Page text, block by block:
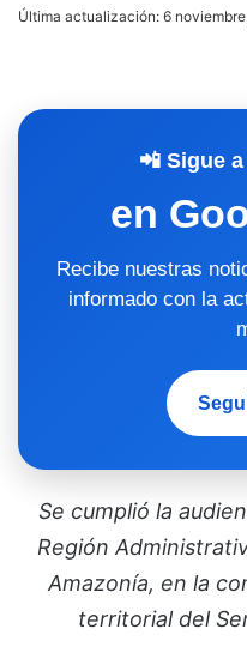
Última actualización: 6
📲 Sigue
en
Recibe nuestras
informado con la
Se cumplió la
Región
Amazonía, en la
territorial del